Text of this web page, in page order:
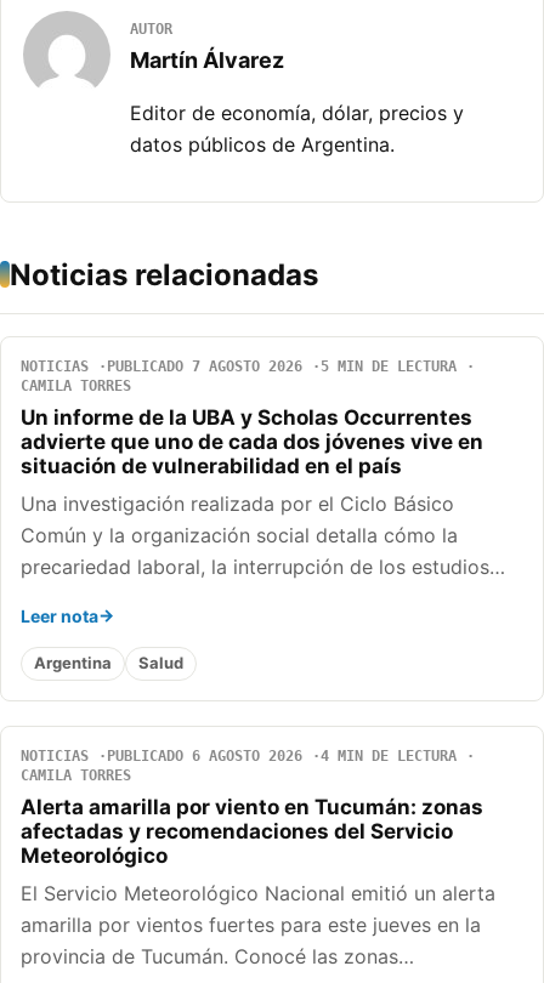
AUTOR
Martín Álvarez
Editor de economía, dólar, precios y
datos públicos de Argentina.
Noticias relacionadas
NOTICIAS PUBLICADO 7 AGOSTO 2026
5 MIN DE LECTURA
CAMILA TORRES
Un informe de la UBA y Scholas Occurrentes
advierte que uno de cada dos jóvenes vive en
situación de vulnerabilidad en el país
Una investigación realizada por el Ciclo Básico
Común y la organización social detalla cómo la
precariedad laboral, la interrupción de los estudios…
Leer nota
Argentina Salud
NOTICIAS PUBLICADO 6 AGOSTO 2026
4 MIN DE LECTURA
CAMILA TORRES
Alerta amarilla por viento en Tucumán: zonas
afectadas y recomendaciones del Servicio
Meteorológico
El Servicio Meteorológico Nacional emitió un alerta
amarilla por vientos fuertes para este jueves en la
provincia de Tucumán. Conocé las zonas…